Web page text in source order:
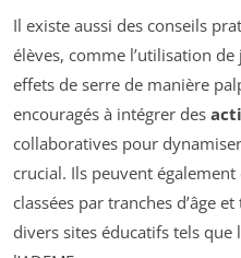
Il existe aussi des conseils
élèves, comme l’utilisation
effets de serre de manière
encouragés à intégrer des
collaboratives pour
crucial. Ils peuvent
classées par tranches d’âge
divers sites éducatifs tels que